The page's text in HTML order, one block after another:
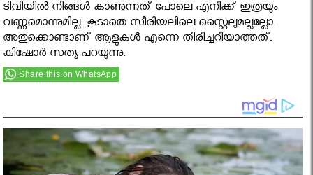
ടിവിയില്‍ നിങ്ങള്‍ കാണുന്നത് പോലെ എനിക്ക് ഇത്രയും
വണ്ണമൊന്നുമില്ല. കൂടാതെ സീരിയലിലെ സ്റ്റൈലുമല്ലല്ലോ.
അതുക്കൊണ്ടാണ് ആളുകള്‍ എന്നെ തിരിച്ചറിയാത്തത്.
കിഷോര്‍ സത്യ പറയുന്നു.
Share this on WhatsApp